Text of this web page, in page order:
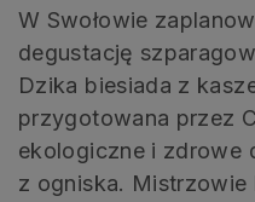
W Swołowie
degustację
Dzika biesiada z
przygotowana przez
ekologiczne i zdrowe
z ogniska.